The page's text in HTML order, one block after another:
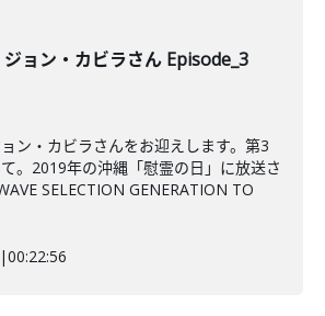
ジョン・カビラさん Episode_3
ン・カビラさんをお迎えします。第3
。2019年の沖縄「慰霊の日」に放送さ
SELECTION GENERATION TO
|00:22:56